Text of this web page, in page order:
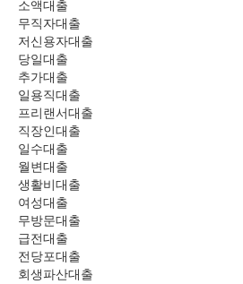
소액대출
무직자대출
저신용자대출
당일대출
추가대출
일용직대출
프리랜서대출
직장인대출
일수대출
월변대출
생활비대출
여성대출
무방문대출
급전대출
전당포대출
회생파산대출